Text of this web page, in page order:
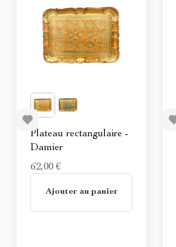
Plateau rectangulaire -
Damier
62,00 €
Ajouter au panier